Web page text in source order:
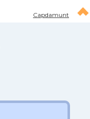
Capdamunt